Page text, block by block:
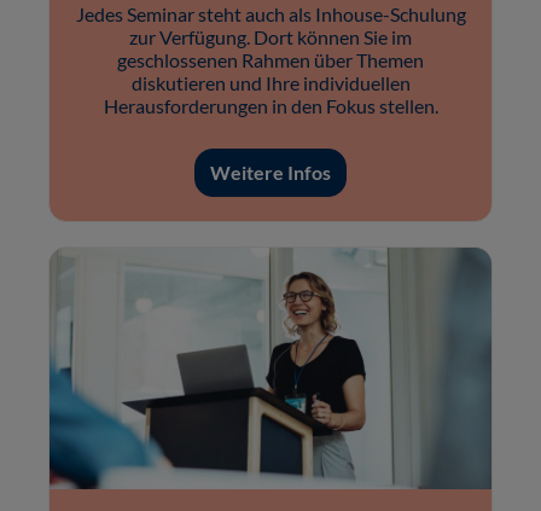
Jedes Seminar steht auch als Inhouse-Schulung
zur Verfügung. Dort können Sie im
geschlossenen Rahmen über Themen
diskutieren und Ihre individuellen
Herausforderungen in den Fokus stellen.
Weitere Infos